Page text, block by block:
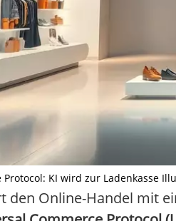
Protocol: KI wird zur
den Online-Handel mit